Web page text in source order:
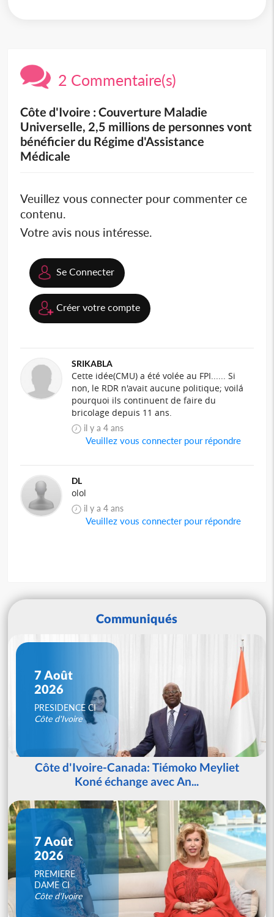
2 Commentaire(s)
Côte d'Ivoire : Couverture Maladie
Universelle, 2,5 millions de personnes vont
bénéficier du Régime d'Assistance
Médicale
Veuillez vous connecter pour commenter ce
contenu.
Votre avis nous intéresse.
Se Connecter
Créer votre compte
SRIKABLA
Cette idée(CMU) a été volée au FPI...... Si
non, le RDR n'avait aucune politique; voilá
pourquoi ils continuent de faire du
bricolage depuis 11 ans.
il y a 4 ans
Veuillez vous connecter pour répondre
DL
olol
il y a 4 ans
Veuillez vous connecter pour répondre
Communiqués
7 Août
2026
PRESIDENCE CI
Côte d'Ivoire
Côte d'Ivoire-Canada: Tiémoko Meyliet
Koné échange avec An...
7 Août
2026
PREMIERE
DAME CI
Côte d'Ivoire